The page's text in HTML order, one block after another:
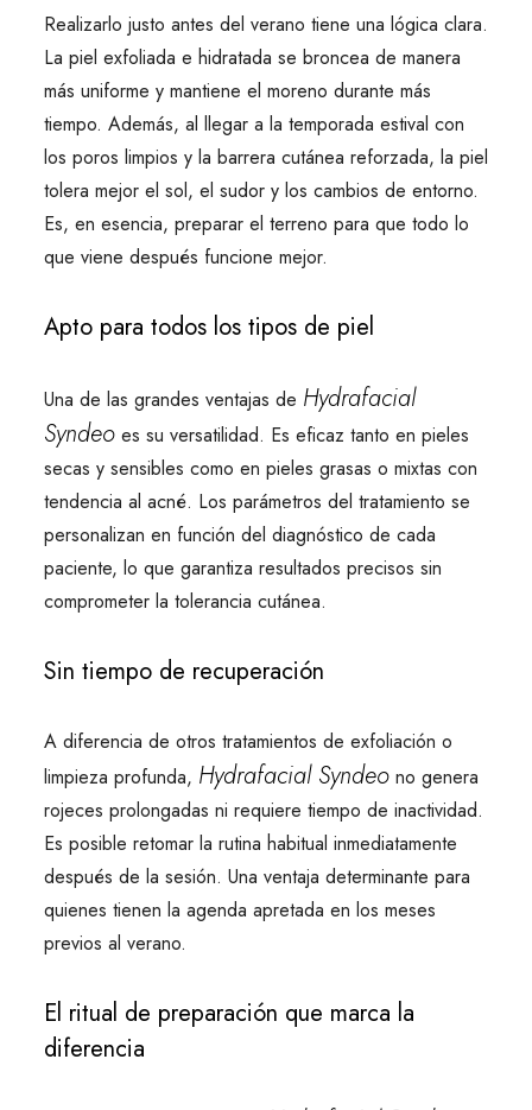
Realizarlo justo antes del verano tiene una lógica clara.
La piel exfoliada e hidratada se broncea de manera
más uniforme y mantiene el moreno durante más
tiempo. Además, al llegar a la temporada estival con
los poros limpios y la barrera cutánea reforzada, la piel
tolera mejor el sol, el sudor y los cambios de entorno.
Es, en esencia, preparar el terreno para que todo lo
que viene después funcione mejor.
Apto para todos los tipos de piel
Una de las grandes ventajas de Hydrafacial
Syndeoes su versatilidad. Es eficaz tanto en pieles
secas y sensibles como en pieles grasas o mixtas con
tendencia al acné. Los parámetros del tratamiento se
personalizan en función del diagnóstico de cada
paciente, lo que garantiza resultados precisos sin
comprometer la tolerancia cutánea.
Sin tiempo de recuperación
A diferencia de otros tratamientos de exfoliación o
limpieza profunda, Hydrafacial Syndeono genera
rojeces prolongadas ni requiere tiempo de inactividad.
Es posible retomar la rutina habitual inmediatamente
después de la sesión. Una ventaja determinante para
quienes tienen la agenda apretada en los meses
previos al verano.
El ritual de preparación que marca la
diferencia